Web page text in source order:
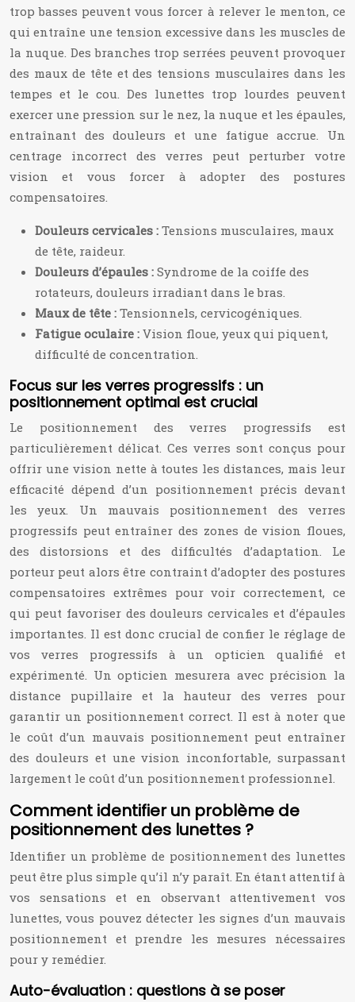
trop basses peuvent vous forcer à relever le menton, ce
qui entraîne une tension excessive dans les muscles de
la nuque. Des branches trop serrées peuvent provoquer
des maux de tête et des tensions musculaires dans les
tempes et le cou. Des lunettes trop lourdes peuvent
exercer une pression sur le nez, la nuque et les épaules,
entraînant des douleurs et une fatigue accrue. Un
centrage incorrect des verres peut perturber votre
vision et vous forcer à adopter des postures
compensatoires.
Douleurs cervicales : Tensions musculaires, maux
de tête, raideur.
Douleurs d’épaules : Syndrome de la coiffe des
rotateurs, douleurs irradiant dans le bras.
Maux de tête : Tensionnels, cervicogéniques.
Fatigue oculaire : Vision floue, yeux qui piquent,
difficulté de concentration.
Focus sur les verres progressifs : un
positionnement optimal est crucial
Le positionnement des verres progressifs est
particulièrement délicat. Ces verres sont conçus pour
offrir une vision nette à toutes les distances, mais leur
efficacité dépend d’un positionnement précis devant
les yeux. Un mauvais positionnement des verres
progressifs peut entraîner des zones de vision floues,
des distorsions et des difficultés d’adaptation. Le
porteur peut alors être contraint d’adopter des postures
compensatoires extrêmes pour voir correctement, ce
qui peut favoriser des douleurs cervicales et d’épaules
importantes. Il est donc crucial de confier le réglage de
vos verres progressifs à un opticien qualifié et
expérimenté. Un opticien mesurera avec précision la
distance pupillaire et la hauteur des verres pour
garantir un positionnement correct. Il est à noter que
le coût d’un mauvais positionnement peut entraîner
des douleurs et une vision inconfortable, surpassant
largement le coût d’un positionnement professionnel.
Comment identifier un problème de
positionnement des lunettes ?
Identifier un problème de positionnement des lunettes
peut être plus simple qu’il n’y paraît. En étant attentif à
vos sensations et en observant attentivement vos
lunettes, vous pouvez détecter les signes d’un mauvais
positionnement et prendre les mesures nécessaires
pour y remédier.
Auto-évaluation : questions à se poser